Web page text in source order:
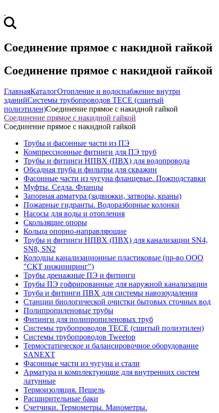
Соединение прямое с накидной гайкой
Соединение прямое с накидной гайкой
ГлавнаяКаталогОтопление и водоснабжение внутри
зданийСистемы трубопроводов TECE (сшитый
полиэтилен)Соединение прямое с накидной гайкой
Соединение прямое с накидной гайкой
Соединение прямое с накидной гайкой
Трубы и фасонные части из ПЭ
Компрессионные фитинги для ПЭ труб
Трубы и фитинги НПВХ (ПВХ) для водопровода
Обсадная труба и фильтры для скважин
Фасонные части из чугуна фланцевые. Пожподставки
Муфты. Седла. Фланцы
Запорная арматура (задвижки, затворы, краны)
Пожарные гидранты. Водоразборные колонки
Насосы для воды и отопления
Скользящие опоры
Кольца опорно-направляющие
Трубы и фитинги НПВХ (ПВХ) для канализации SN4,
SN8, SN2
Колодцы канализационные пластиковые (пр-во ООО
"СКТ инжиниринг")
Трубы дренажные ПЭ и фитинги
Трубы ПЭ гофрированные для наружной канализации
Труба и фитинги ПВХ для системы навозоудаления
Станции биологической очистки бытовых сточных вод
Полипропиленовые трубы
Фитинги для полипропиленовых труб
Системы трубопроводов TECE (сшитый полиэтилен)
Системы трубопроводов Tweetop
Термостатическое и балансировочное оборудование
SANEXT
Фасонные части из чугуна и стали
Арматура и комплектующие для внутренних систем
латунные
Термоизоляция. Пешель
Расширительные баки
Счетчики. Термометры. Манометры.